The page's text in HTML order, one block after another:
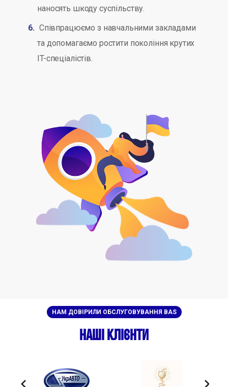
наносять шкоду суспільству.
Співпрацюємо з навчальними закладами
та допомагаємо ростити покоління крутих
IT-спеціалістів.
НАМ ДОВІРИЛИ ОБСЛУГОВУВАННЯ BAS
Наші клієнти